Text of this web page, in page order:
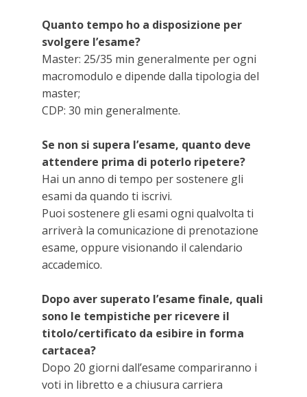
Quanto tempo ho a disposizione per
svolgere l’esame?
Master: 25/35 min generalmente per ogni
macromodulo e dipende dalla tipologia del
master;
CDP: 30 min generalmente.
Se non si supera l’esame, quanto deve
attendere prima di poterlo ripetere?
Hai un anno di tempo per sostenere gli
esami da quando ti iscrivi.
Puoi sostenere gli esami ogni qualvolta ti
arriverà la comunicazione di prenotazione
esame, oppure visionando il calendario
accademico.
Dopo aver superato l’esame finale, quali
sono le tempistiche per ricevere il
titolo/certificato da esibire in forma
cartacea?
Dopo 20 giorni dall’esame compariranno i
voti in libretto e a chiusura carriera